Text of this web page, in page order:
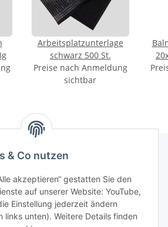
Arbeitsplatzunterlage
schwarz 500 St.
Preise nach Anmeldung
sichtbar
& Co nutzen
akzeptieren“ gestatten Sie den
auf unserer Website: YouTube,
Einstellung jederzeit ändern
links unten). Weitere Details finden